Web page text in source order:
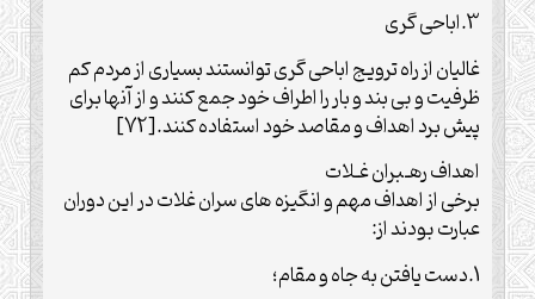
3.اباحی گری
غالیان از راه ترویج اباحی گری توانستند بسیاری از مردم کم
ظرفیت و بی بند و بار را اطراف خود جمع کنند و از آنها برای
پیش برد اهداف و مقاصد خود استفاده کنند.[72]
اهداف رهـبران غـلات
برخی از اهداف مهم و انگیزه های سران غلات در این دوران
عبارت بودند از:
1.دست یافتن به جاه و مقام؛